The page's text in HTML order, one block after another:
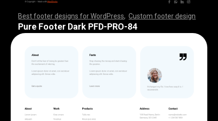
Best footer designs for WordPress ,Custom footer design
,,,,,,,,,,,,,,,,,,,,,,,,,,,,,,,,,,,,, ,,,,,,,,,,,,,,,,,,,,,,,,
,,,,,,,,,,,,,,,,,,,,,,,,,,,,,,,,,,,,, ,,,,,,,,,,,,,,,,,,,,,,,,
,,,,,,,,
Pure Footer Dark PFD-PRO-84